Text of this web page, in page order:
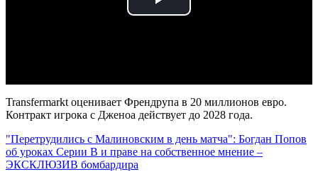
Play
Transfermarkt оценивает Френдрупа в 20 миллионов евро.
Контракт игрока с Дженоа действует до 2028 года.
"Перетрудились с Малиновским в день матча": Богдан Попов
об уроках Серии В и праве на собственное мнение –
ЭКСКЛЮЗИВ бомбардира